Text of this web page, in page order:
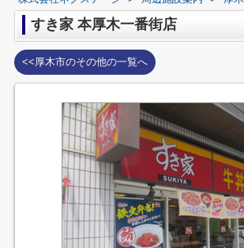
すき家 本厚木一番街店
<<厚木市のその他の一覧へ